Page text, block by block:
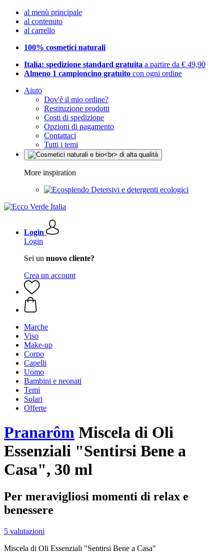
al menù principale
al contenuto
al carrello
100% cosmetici naturali
Italia: spedizione standard gratuita a partire da € 49,90
Almeno 1 campioncino gratuito con ogni ordine
Aiuto
Dov'è il mio ordine?
Restituzione prodotti
Costi di spedizione
Opzioni di pagamento
Contattaci
Tutti i temi
More inspiration
Detersivi e detergenti ecologici
Login
Login
Sei un nuovo cliente?
Crea un account
Marche
Viso
Make-up
Corpo
Capelli
Uomo
Bambini e neonati
Temi
Solari
Offerte
Pranarôm Miscela di Oli
Essenziali "Sentirsi Bene a
Casa", 30 ml
Per meravigliosi momenti di relax e
benessere
5 valutazioni
Miscela di Oli Essenziali "Sentirsi Bene a Casa"